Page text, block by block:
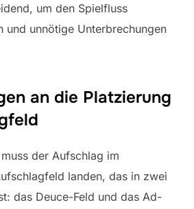
um den Spielfluss
und unnötige Unterbrechungen
an die Platzierung
der Aufschlag im
landen, das in zwei
das Deuce-Feld und das Ad-